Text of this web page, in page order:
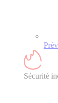
Sécurité